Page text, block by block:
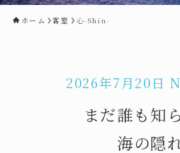
ホーム 客室 心-Shin-
2026年7月20日
まだ誰も知
海の隠